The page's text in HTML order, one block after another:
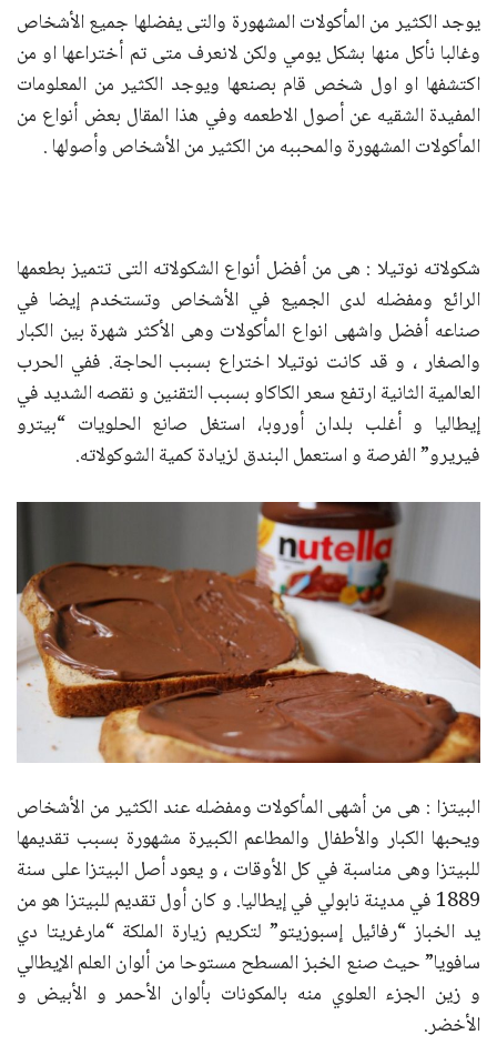
يوجد الكثير من المأكولات المشهورة والتى يفضلها جميع الأشخاص
وغالبا نأكل منها بشكل يومي ولكن لانعرف متى تم أختراعها او من
اكتشفها او اول شخص قام بصنعها ويوجد الكثير من المعلومات
المفيدة الشقيه عن أصول الاطعمه وفي هذا المقال بعض أنواع من
المأكولات المشهورة والمحببه من الكثير من الأشخاص وأصولها .
شكولاته نوتيلا : هى من أفضل أنواع الشكولاته التى تتميز بطعمها
الرائع ومفضله لدى الجميع في الأشخاص وتستخدم إيضا في
صناعه أفضل واشهى انواع المأكولات وهى الأكثر شهرة بين الكبار
والصغار ، و قد كانت نوتيلا اختراع بسبب الحاجة. ففي الحرب
العالمية الثانية ارتفع سعر الكاكاو بسبب التقنين و نقصه الشديد في
إيطاليا و أغلب بلدان أوروبا، استغل صانع الحلويات “بيترو
فيريرو” الفرصة و استعمل البندق لزيادة كمية الشوكولاته.
البيتزا : هى من أشهى المأكولات ومفضله عند الكثير من الأشخاص
ويحبها الكبار والأطفال والمطاعم الكبيرة مشهورة بسبب تقديمها
للبيتزا وهى مناسبة في كل الأوقات ، و يعود أصل البيتزا على سنة
1889 في مدينة نابولي في إيطاليا. و كان أول تقديم للبيتزا هو من
يد الخباز “رفائيل إسبوزيتو” لتكريم زيارة الملكة “مارغريتا دي
سافويا” حيث صنع الخبز المسطح مستوحا من ألوان العلم الإيطالي
و زين الجزء العلوي منه بالمكونات بألوان الأحمر و الأبيض و
الأخضر.